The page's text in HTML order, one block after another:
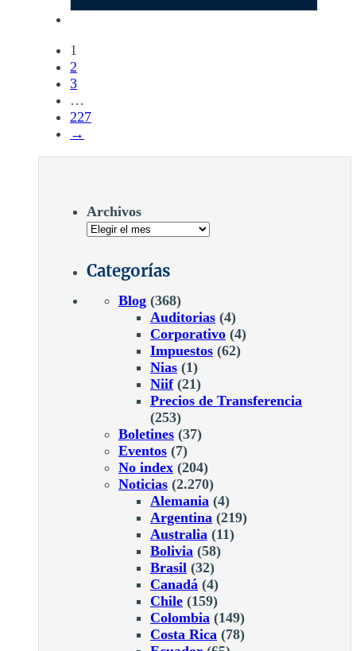
1
2
3
…
227
→
Archivos
Categorías
Blog (368)
Auditorias (4)
Corporativo (4)
Impuestos (62)
Nias (1)
Niif(21)
Precios de Transferencia
(253)
Boletines (37)
Eventos (7)
No index (204)
Noticias (2.270)
Alemania (4)
Argentina (219)
Australia (11)
Bolivia (58)
Brasil (32)
Canadá (4)
Chile (159)
Colombia (149)
Costa Rica (78)